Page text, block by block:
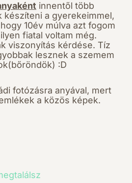
innentől több
készíteni a gyerekeimmel,
10év múlva azt fogom
fiatal voltam még.
viszonyítás kérdése. Tíz
lesznek a szemem
:D
fotózásra anyával, mert
a közös képek.